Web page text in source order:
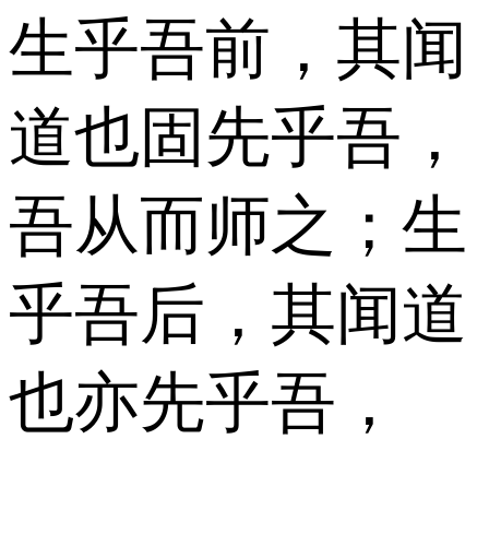
生乎吾前，其闻
道也固先乎吾，
吾从而师之；生
乎吾后，其闻道
也亦先乎吾，